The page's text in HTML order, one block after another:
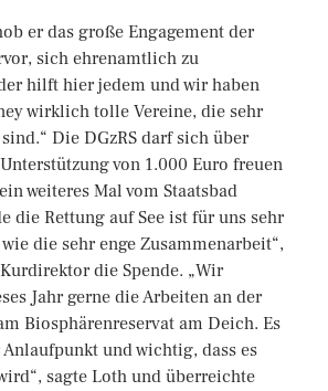
er das große Engagement der
sich ehrenamtlich zu
hilft hier jedem und wir haben
wirklich tolle Vereine, die sehr
Die DGzRS darf sich über
von 1.000 Euro freuen
weiteres Mal vom Staatsbad
die Rettung auf See ist für uns sehr
die sehr enge Zusammenarbeit“,
die Spende. „Wir
Jahr gerne die Arbeiten an der
Biosphärenreservat am Deich. Es
und wichtig, dass es
sagte Loth und überreichte